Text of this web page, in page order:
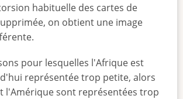
habituelle des cartes de
on obtient une image
pour lesquelles l'Afrique est
représentée trop petite, alors
l'Amérique sont représentées trop